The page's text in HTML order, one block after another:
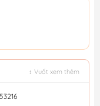
↕ Vuốt xem thêm